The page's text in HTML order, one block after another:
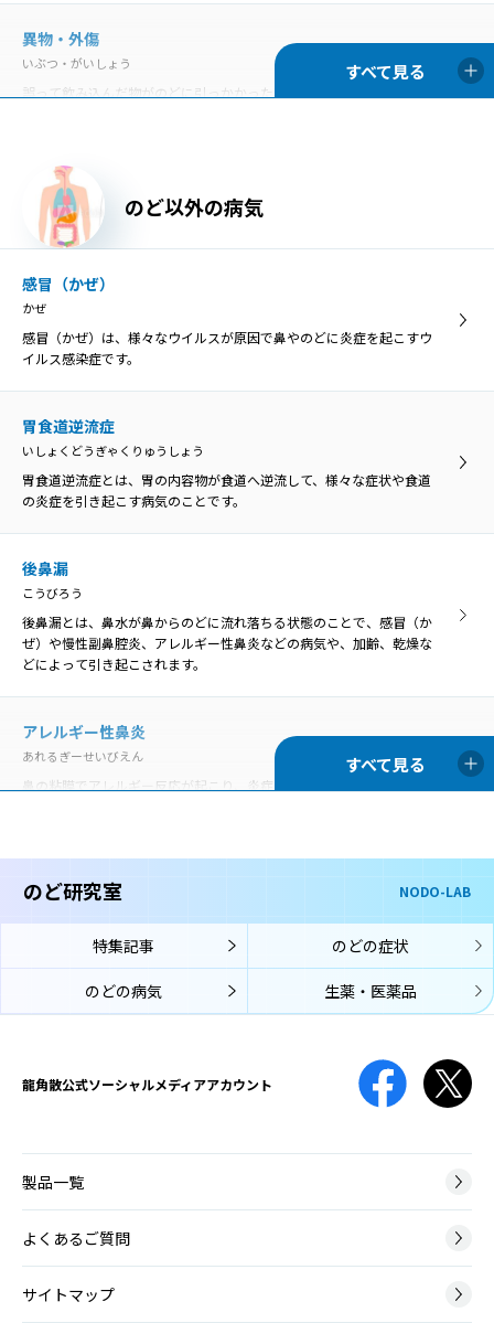
の炎症を引き起こす病気のことです。
まんせいいんとうえん
慢性扁桃炎
まんせいへんとうえん
慢性扁桃炎は、扁桃の炎症が3カ月以上長期的に残ってしまう病気
で、症状が落ち着いている「慢性期」と急激に悪化する「急性増悪
期」に分けられます。
のどの違和感や異物感、閉塞感、圧迫感などを咽喉頭異常感と呼び、
原因がはっきり分かるものと、明らかな原因がないものに分けられま
す。
いんこうとうえん
口腔や鼻腔の奥にある咽頭と、首の真ん中あたりにある喉頭の両方で
炎症が起きることを咽喉頭炎といいます。
歯周病は、歯の周囲にプラーク（細菌の塊）が付着することが原因と
なって、歯茎に炎症が起きて赤くなったり、歯を支える骨が溶けて歯
がぐらぐらしたりする病気です。
舌苔
舌苔（ぜったい）とは、舌表面に付着した白い苔（こけ）のような物
です。真っ白ではなく灰白色、黄白色のこともあります。
口腔咽頭カンジダ
こうくういんとうかんじだ
ランスが崩れてしまった時などに、口腔内にカンジダ菌が増殖して口
腔咽頭カンジダ症を引き起こします。
膿栓
のうせん
のどの扁桃には多数のくぼみがあります。そのくぼみに細菌やウイル
スの死骸、食べかすなどがたまって形成される白っぽい塊が膿栓で
異物・外傷
いぶつ・がいしょう
誤って飲み込んだ物がのどに引っかかった状態を「咽頭異物」とい
胃食道逆流症
いしょくどうぎゃくりゅうしょう
胃食道逆流症とは、胃の内容物が食道へ逆流して、様々な症状や食道
の炎症を引き起こす病気のことです。
咽喉頭異常感症
いんこうとういじょうかんしょう
のどの違和感や異物感、閉塞感、圧迫感などを咽喉頭異常感と呼び、
原因がはっきり分かるものと、明らかな原因がないものに分けられま
す。
咽喉頭炎
いんこうとうえん
口腔や鼻腔の奥にある咽頭と、首の真ん中あたりにある喉頭の両方で
炎症が起きることを咽喉頭炎といいます。
声帯麻痺
せいたいまひ
声帯の動きを司っている「反回神経」に麻痺がおこり、声帯の動きが
悪くなる状態です。
声帯萎縮
せいたいけっせつ
声帯結節は、声帯に結節（ペンだこのようなもの）ができて、声の変
化が起こる病気です。
声帯ポリープ
る炎症や大声を出した時などに、声帯の血管から出血して、その修復
過程で形成されます。
ポリープ様声帯
ぽりーぷようせいたい
ポリープ様声帯とは、声帯の左右両側が全体的にむくんだように腫れ
のど以外の病気
感冒（かぜ）
かぜ
感冒（かぜ）は、様々なウイルスが原因で鼻やのどに炎症を起こすウ
イルス感染症です。
胃食道逆流症
いしょくどうぎゃくりゅうしょう
胃食道逆流症とは、胃の内容物が食道へ逆流して、様々な症状や食道
の炎症を引き起こす病気のことです。
後鼻漏
こうびろう
後鼻漏とは、鼻水が鼻からのどに流れ落ちる状態のことで、感冒（か
ぜ）や慢性副鼻腔炎、アレルギー性鼻炎などの病気や、加齢、乾燥な
どによって引き起こされます。
アレルギー性鼻炎
あれるぎーせいびえん
鼻の粘膜でアレルギー反応が起こり、炎症を生じる病気です。通年性
喉頭アレルギー
喉頭アレルギーでは、鼻や口からアレルゲン（アレルギーの原因物
質）が入り、喉頭の粘膜に到達してそこでアレルギー反応が起こり、
のどの症状が生じます。
やくざいせい
治療のために薬の服用や点滴をしても、期待する効果以外の有害な反
様々です。
しんけいきんしっかん
病気です。
のど研究室 NODO-LAB
特集記事 のどの症状
のどの病気 生薬・医薬品
龍角散公式ソーシャルメディアアカウント
製品一覧
よくあるご質問
サイトマップ